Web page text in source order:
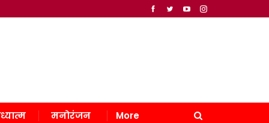
मनोरंजन More